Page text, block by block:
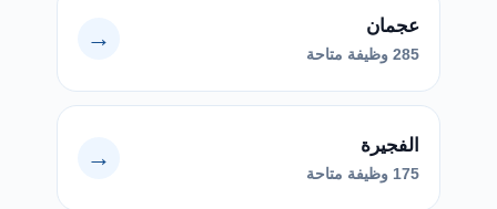
عجمان
285 وظيفة متاحة
→
الفجيرة
175 وظيفة متاحة
→